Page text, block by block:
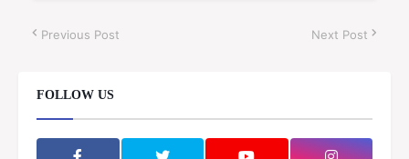
Previous Post Next Post
FOLLOW US